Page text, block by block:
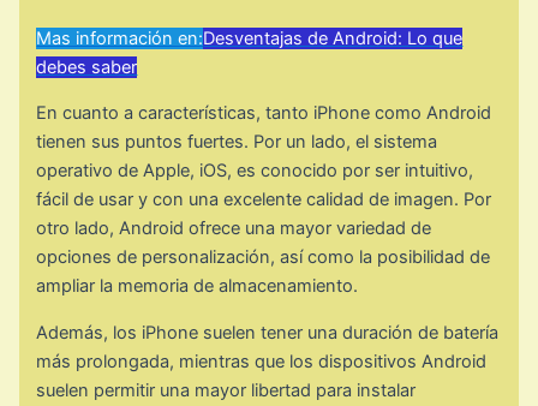
Mas información en:Desventajas de Android: Lo que
debes saber
En cuanto a características, tanto iPhone como Android
tienen sus puntos fuertes. Por un lado, el sistema
operativo de Apple, iOS, es conocido por ser intuitivo,
fácil de usar y con una excelente calidad de imagen. Por
otro lado, Android ofrece una mayor variedad de
opciones de personalización, así como la posibilidad de
ampliar la memoria de almacenamiento.
Además, los iPhone suelen tener una duración de batería
más prolongada, mientras que los dispositivos Android
suelen permitir una mayor libertad para instalar